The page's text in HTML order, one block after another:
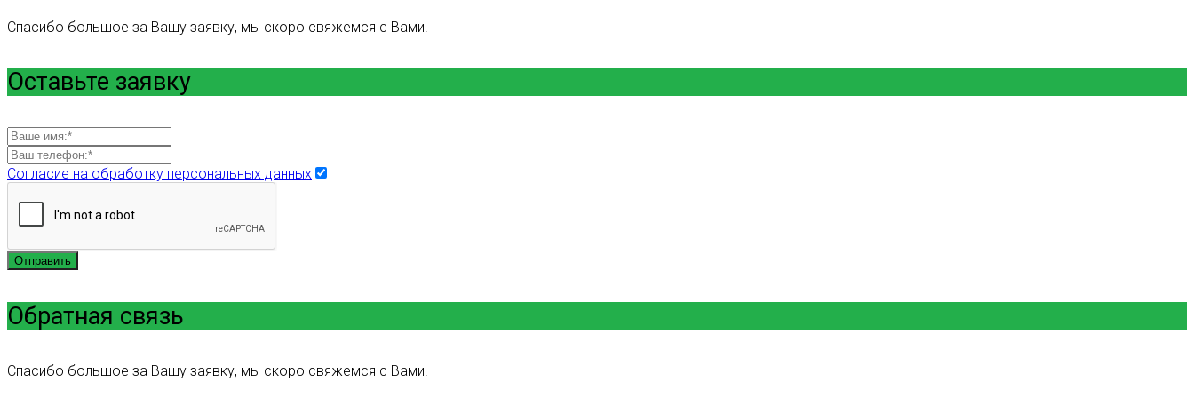
Спасибо большое за Вашу заявку, мы скоро свяжемся с Вами!
Оставьте заявку
Согласие на обработку персональных данных
Отправить
Обратная связь
Спасибо большое за Вашу заявку, мы скоро свяжемся с Вами!